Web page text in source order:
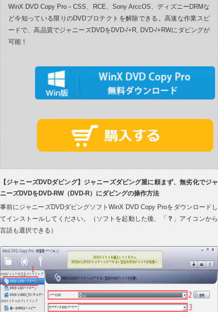
WinX DVD Copy Pro－CSS、RCE、Sony ArccOS、ディズニーDRMな
ど今知っている限りのDVDプロテクトを解除できる。高速な作業スピ
ードで、高品質でジャニーズDVDをDVD-/+R, DVD-/+RWにダビングが
可能！
【ジャニーズDVDダビング】ジャニーズダビング屋に頼まず、無劣化でジャ
ニーズDVDをDVD-RW（DVD-R）にダビングの操作方法
事前にジャニーズDVDダビングソフトWinX DVD Copy Proをダウンロードし
てインストールしてください。（ソフトを起動した後、「 ？ 」アイコンから
言語も選択できる）